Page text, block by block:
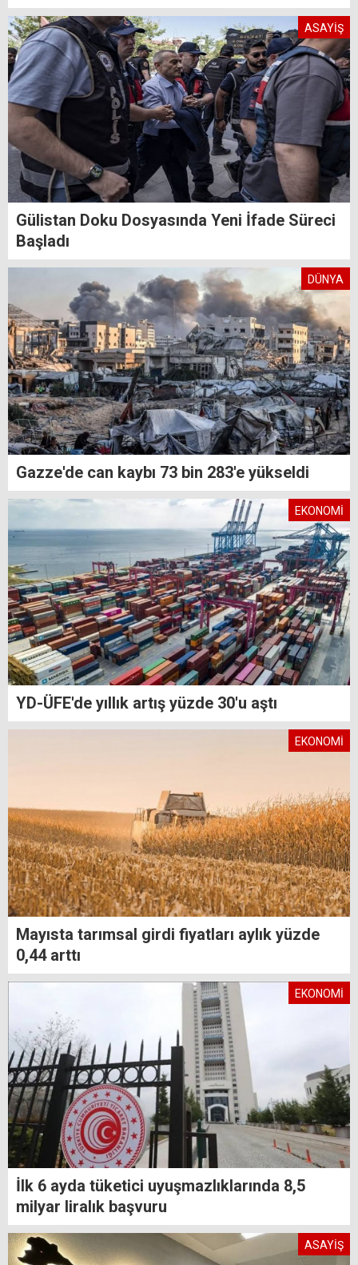
ASAYİŞ
Gülistan Doku Dosyasında Yeni İfade Süreci
Başladı
DÜNYA
Gazze'de can kaybı 73 bin 283'e yükseldi
EKONOMİ
YD-ÜFE'de yıllık artış yüzde 30'u aştı
EKONOMİ
Mayısta tarımsal girdi fiyatları aylık yüzde
0,44 arttı
EKONOMİ
İlk 6 ayda tüketici uyuşmazlıklarında 8,5
milyar liralık başvuru
ASAYİŞ